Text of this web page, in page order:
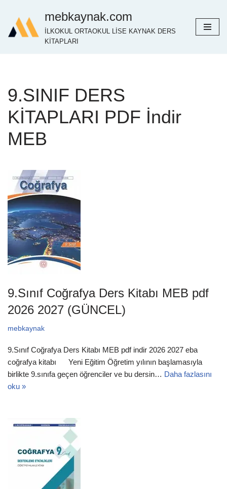
İçeriğe
geç
mebkaynak.com
İLKOKUL ORTAOKUL LİSE KAYNAK DERS
KİTAPLARI
9.SINIF DERS
KİTAPLARI PDF İndir
MEB
9.Sınıf Coğrafya Ders Kitabı MEB pdf
2026 2027 (GÜNCEL)
mebkaynak
9.Sınıf Coğrafya Ders Kitabı MEB pdf indir 2026 2027 eba
coğrafya kitabı Yeni Eğitim Öğretim yılının başlamasıyla
birlikte 9.sınıfa geçen öğrenciler ve bu dersin… Daha fazlasını
oku »